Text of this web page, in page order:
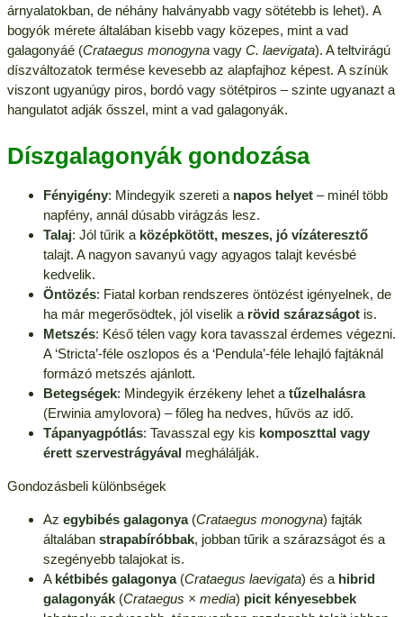
árnyalatokban, de néhány halványabb vagy sötétebb is lehet). A
bogyók mérete általában kisebb vagy közepes, mint a vad
galagonyáé (Crataegus monogynavagy C. laevigata). A teltvirágú
díszváltozatok termése kevesebb az alapfajhoz képest. A színük
viszont ugyanúgy piros, bordó vagy sötétpiros – szinte ugyanazt a
hangulatot adják ősszel, mint a vad galagonyák.
Díszgalagonyák gondozása
Fényigény: Mindegyik szereti a napos helyet– minél több
napfény, annál dúsabb virágzás lesz.
Talaj: Jól tűrik a középkötött, meszes, jó vízáteresztő
talajt. A nagyon savanyú vagy agyagos talajt kevésbé
kedvelik.
Öntözés: Fiatal korban rendszeres öntözést igényelnek, de
ha már megerősödtek, jól viselik a rövid szárazságotis.
Metszés: Késő télen vagy kora tavasszal érdemes végezni.
A ‘Stricta’-féle oszlopos és a ‘Pendula’-féle lehajló fajtáknál
formázó metszés ajánlott.
Betegségek: Mindegyik érzékeny lehet a tűzelhalásra
(Erwinia amylovora) – főleg ha nedves, hűvös az idő.
Tápanyagpótlás: Tavasszal egy kis komposzttal vagy
érett szervestrágyávalmeghálálják.
Gondozásbeli különbségek
Az egybibés galagonya(Crataegus monogyna) fajták
általában strapabíróbbak, jobban tűrik a szárazságot és a
szegényebb talajokat is.
A kétbibés galagonya(Crataegus laevigata) és a hibrid
galagonyák(Crataegus × media) picit kényesebbek